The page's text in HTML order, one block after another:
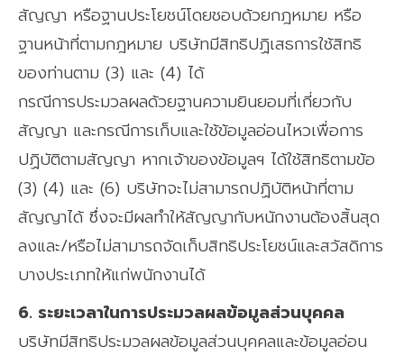
สัญญา หรือฐานประโยชน์โดยชอบด้วยกฎหมาย หรือ
ฐานหน้าที่ตามกฎหมาย บริษัทมีสิทธิปฏิเสธการใช้สิทธิ
ของท่านตาม (3) และ (4) ได้
กรณีการประมวลผลด้วยฐานความยินยอมที่เกี่ยวกับ
สัญญา และกรณีการเก็บและใช้ข้อมูลอ่อนไหวเพื่อการ
ปฏิบัติตามสัญญา หากเจ้าของข้อมูลฯ ได้ใช้สิทธิตามข้อ
(3) (4) และ (6) บริษัทจะไม่สามารถปฏิบัติหน้าที่ตาม
สัญญาได้ ซึ่งจะมีผลทำให้สัญญากับหนักงานต้องสิ้นสุด
ลงและ/หรือไม่สามารถจัดเก็บสิทธิประโยชน์และสวัสดิการ
บางประเภทให้แก่พนักงานได้
6. ระยะเวลาในการประมวลผลข้อมูลส่วนบุคคล
บริษัทมีสิทธิประมวลผลข้อมูลส่วนบุคคลและข้อมูลอ่อน